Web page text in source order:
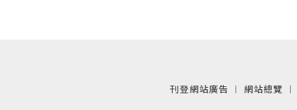
刊登網站廣告 ︱ 網站總覽 ︱